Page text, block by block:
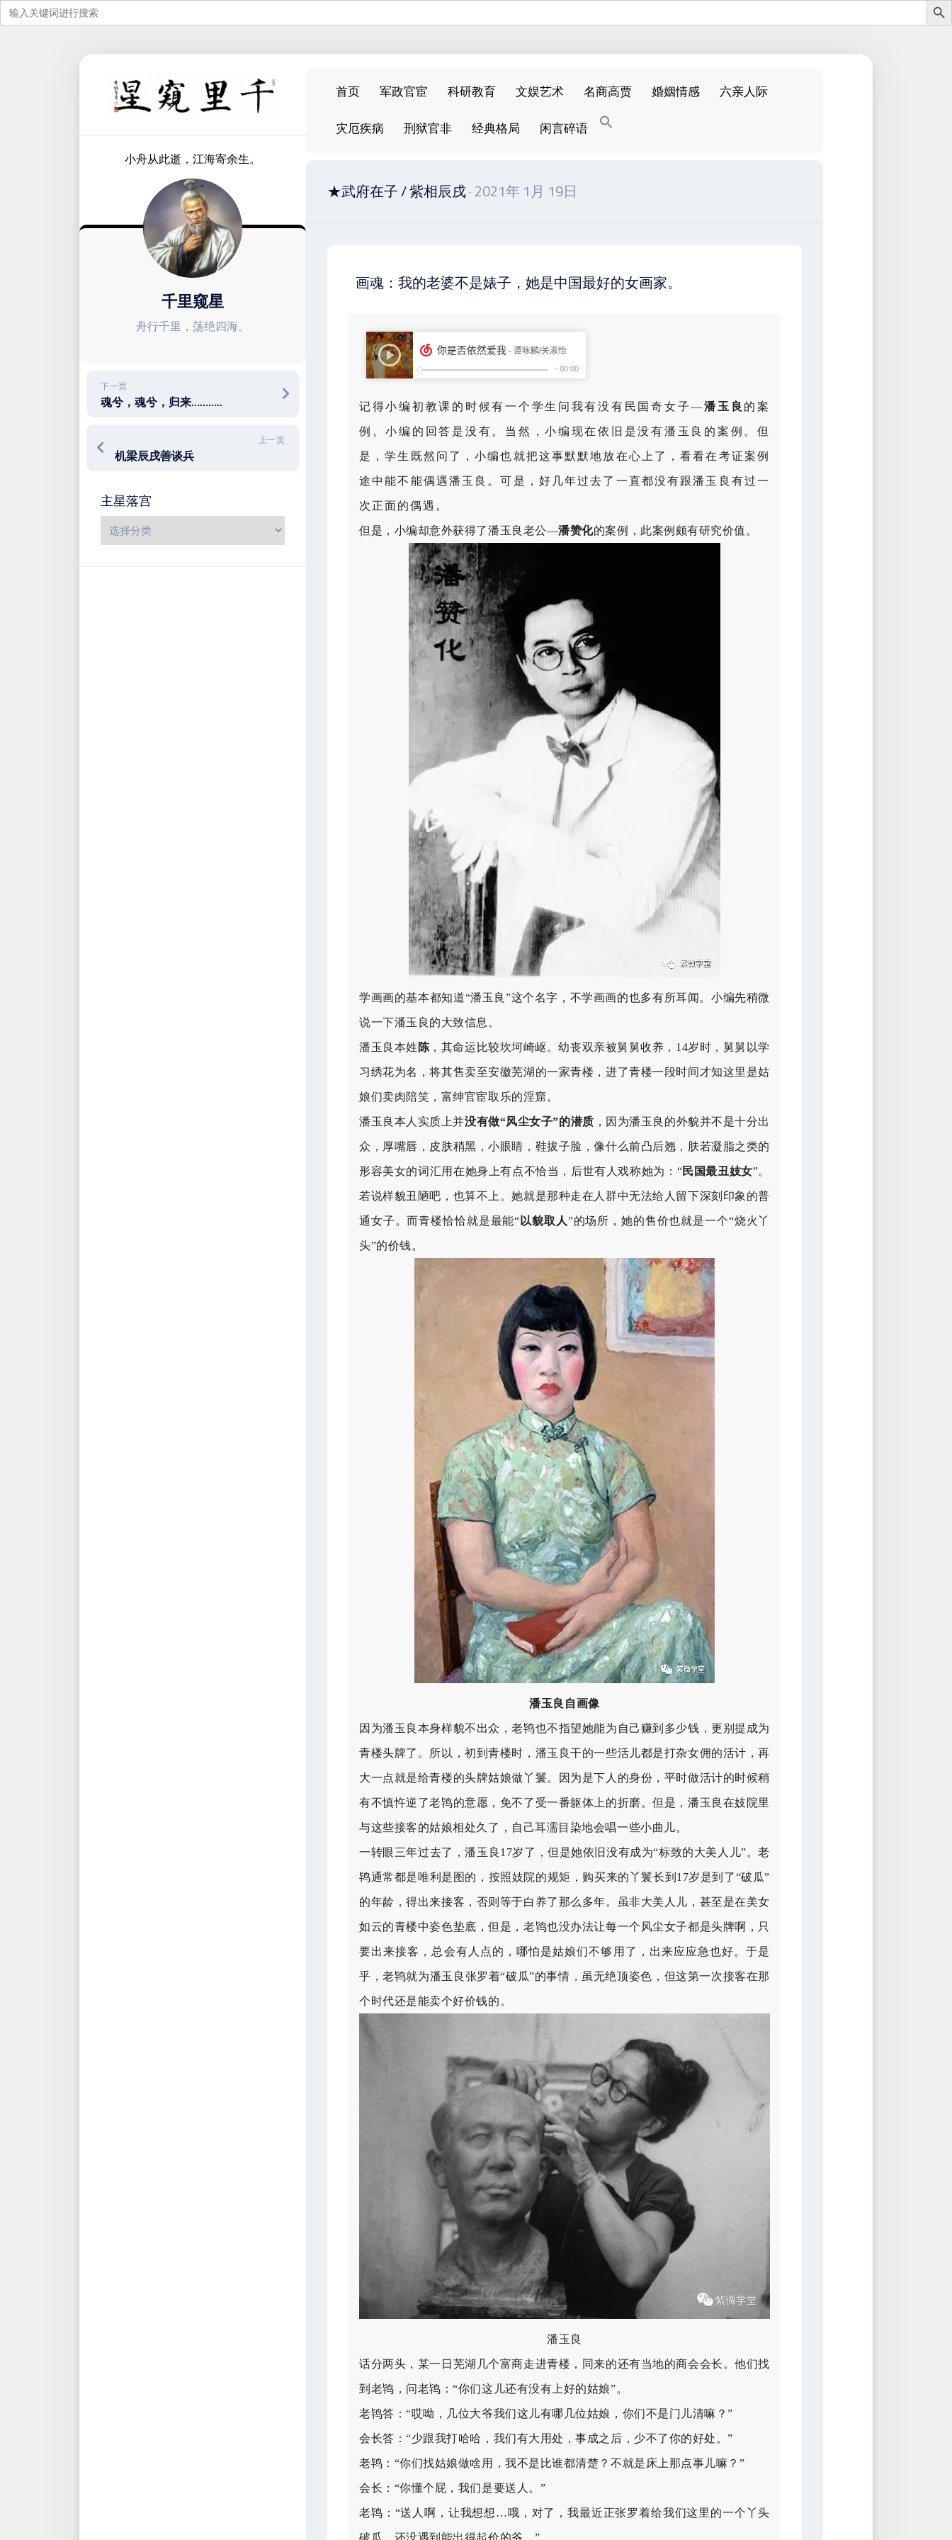
搜
索：
小舟从此逝，江海寄余生。
千里窥星
舟行千里，荡绝四海。
下一页
魂兮，魂兮，归来………..
上一页
机梁辰戌善谈兵
主星落宫
首页 军政官宦 科研教育 文娱艺术 名商高贾 婚姻情感
六亲人际
灾厄疾病
刑狱官非 经典格局 闲言碎语
★武府在子/紫相辰戌· 2021年 1月 19日
画魂：我的老婆不是婊子，她是中国最好的女画家。
记得小编初教课的时候有一个学生问我有没有民国奇女子—潘玉良 的案
例。小编的回答是没有。当然，小编现在依旧是没有潘玉良的案例。但
是，学生既然问了，小编也就把这事默默地放在心上了，看看在考证案例
途中能不能偶遇潘玉良。可是，好几年过去了一直都没有跟潘玉良有过一
次正面的偶遇。
但是，小编却意外获得了潘玉良老公—潘赞化的案例，此案例颇有研究价值。
学画画的基本都知道“潘玉良”这个名字，不学画画的也多有所耳闻。小编先稍微
说一下潘玉良的大致信息。
潘玉良本姓 陈 ，其命运比较坎坷崎岖。幼丧双亲被舅舅收养，14岁时，舅舅以学
习绣花为名，将其售卖至安徽芜湖的一家青楼，进了青楼一段时间才知这里是姑
娘们卖肉陪笑，富绅官宦取乐的淫窟。
潘玉良本人实质上并没有做“风尘女子”的潜质 ，因为潘玉良的外貌并不是十分出
众，厚嘴唇，皮肤稍黑，小眼睛，鞋拔子脸，像什么前凸后翘，肤若凝脂之类的
形容美女的词汇用在她身上有点不恰当，后世有人戏称她为：“民国最丑妓女”。
若说样貌丑陋吧，也算不上。她就是那种走在人群中无法给人留下深刻印象的普
通女子。而青楼恰恰就是最能“ 以貌取人”的场所，她的售价也就是一个“烧火丫
头”的价钱。
潘玉良自画像
因为潘玉良本身样貌不出众，老鸨也不指望她能为自己赚到多少钱，更别提成为
青楼头牌了。所以，初到青楼时，潘玉良干的一些活儿都是打杂女佣的活计，再
大一点就是给青楼的头牌姑娘做丫鬟。因为是下人的身份，平时做活计的时候稍
有不慎忤逆了老鸨的意愿，免不了受一番躯体上的折磨。但是，潘玉良在妓院里
与这些接客的姑娘相处久了，自己耳濡目染地会唱一些小曲儿。
一转眼三年过去了，潘玉良17岁了，但是她依旧没有成为“标致的大美人儿”。老
鸨通常都是唯利是图的，按照妓院的规矩，购买来的丫鬟长到17岁是到了“破瓜”
的年龄，得出来接客，否则等于白养了那么多年。虽非大美人儿，甚至是在美女
如云的青楼中姿色垫底，但是，老鸨也没办法让每一个风尘女子都是头牌啊，只
要出来接客，总会有人点的，哪怕是姑娘们不够用了，出来应应急也好。于是
乎，老鸨就为潘玉良张罗着“破瓜”的事情，虽无绝顶姿色，但这第一次接客在那
个时代还是能卖个好价钱的。
潘玉良
话分两头，某一日芜湖几个富商走进青楼，同来的还有当地的商会会长。他们找
到老鸨，问老鸨：“你们这儿还有没有上好的姑娘”。
老鸨答：“哎呦，几位大爷我们这儿有哪几位姑娘，你们不是门儿清嘛？”
会长答：“少跟我打哈哈，我们有大用处，事成之后，少不了你的好处。”
老鸨：“你们找姑娘做啥用，我不是比谁都清楚？不就是床上那点事儿嘛？”
会长：“你懂个屁，我们是要送人。”
老鸨：“送人啊，让我想想…哦，对了，我最近正张罗着给我们这里的一个丫头